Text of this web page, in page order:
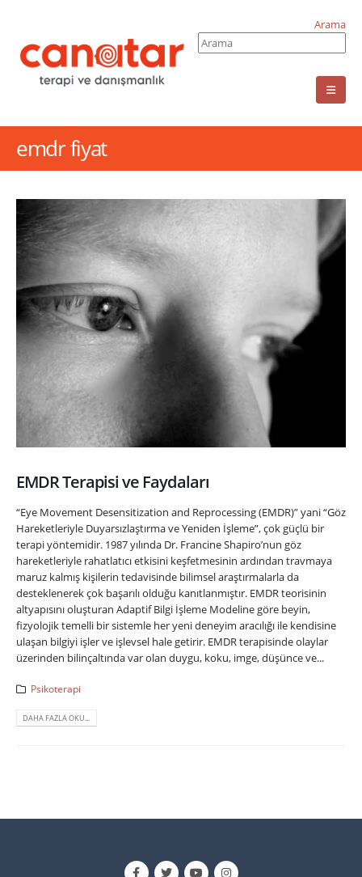
Arama
emdr fiyat
EMDR Terapisi ve Faydaları
“Eye Movement Desensitization and Reprocessing (EMDR)” yani “Göz
Hareketleriyle Duyarsızlaştırma ve Yeniden İşleme”, çok güçlü bir
terapi yöntemidir. 1987 yılında Dr. Francine Shapiro’nun göz
hareketleriyle rahatlatıcı etkisini keşfetmesinin ardından travmaya
maruz kalmış kişilerin tedavisinde bilimsel araştırmalarla da
desteklenerek çok başarılı olduğu kanıtlanmıştır. EMDR teorisinin
altyapısını oluşturan Adaptif Bilgi İşleme Modeline göre beyin,
fizyolojik temelli bir sistemle her yeni deneyim aracılığı ile kendisine
ulaşan bilgiyi işler ve işlevsel hale getirir. EMDR terapisinde olaylar
üzerinden bilinçaltında var olan duygu, koku, imge, düşünce ve...
Psikoterapi
DAHA FAZLA OKU...